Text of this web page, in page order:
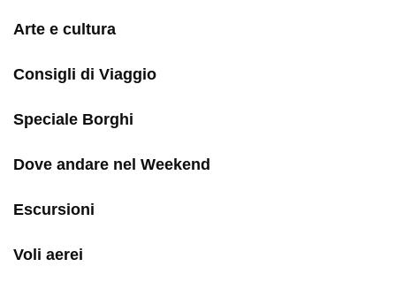
Arte e cultura
Consigli di Viaggio
Speciale Borghi
Dove andare nel Weekend
Escursioni
Voli aerei